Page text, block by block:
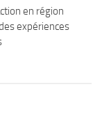
en région
expériences